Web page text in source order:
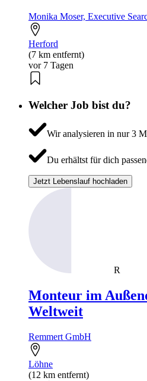
Monika Moser, Executive
Herford
(7 km entfernt)
vor 7 Tagen
Welcher Job bist du?
Wir analysieren in nur 3
Du erhältst für dich
Jetzt Lebenslauf hochladen
R
Monteur im
Weltweit
Remmert GmbH
Löhne
(12 km entfernt)